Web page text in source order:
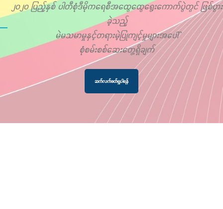
၂၀၂၀ ပြည့်နှစ် ပါတီစုံဒီမိုကရေစီအထွေထွေရွေးကောက်ပွဲတွင် ဖြစ်ပွား
ခဲ့သည့်
မဲမသမာမှုနှင့်တရားမဲ့ပြုကျင့်မှုများအပေါ်
စုံစမ်းစစ်ဆေးတွေ့ရှိချက်
ဆက်လက်ဖတ်ရှုပါရန်